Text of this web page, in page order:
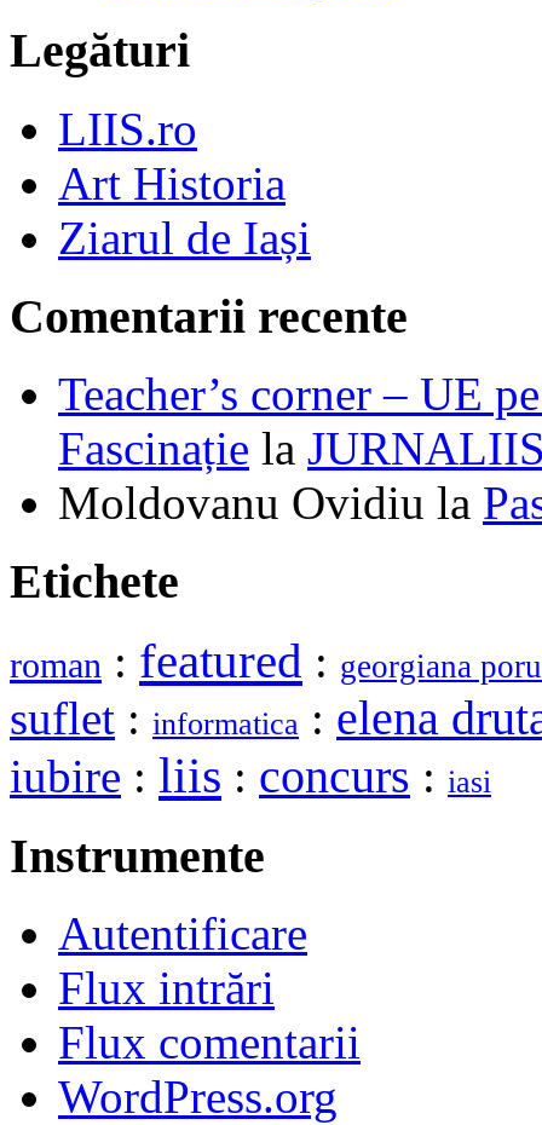
Legături
LIIS.ro
Art Historia
Ziarul de Iași
Comentarii recente
Teacher’s corner – UE
Fascinație la
Moldovanu Ovidiu la
Etichete
roman : featured : georgiana
suflet : informatica : elena
iubire : liis : concurs : iasi
Instrumente
Autentificare
Flux intrări
Flux comentarii
WordPress.org